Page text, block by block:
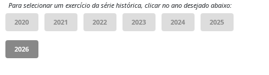
Para selecionar um exercício da série histórica, clicar no ano desejado abaixo: